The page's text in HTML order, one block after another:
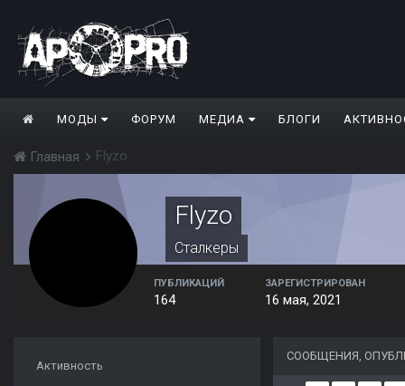
МОДЫ ФОРУМ МЕДИА БЛОГИ
Главная Flyzo
Flyzo
Сталкеры
ПУБЛИКАЦИЙ
164
ЗАРЕГИСТРИРОВАН
16 мая, 2021
Активность
СООБЩЕНИЯ,